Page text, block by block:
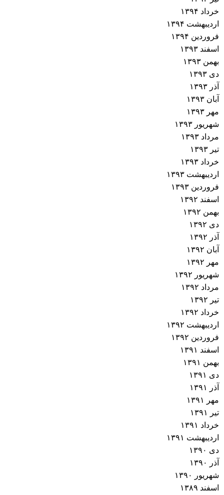
خرداد ۱۳۹۴
اردیبهشت ۱۳۹۴
فروردین ۱۳۹۴
اسفند ۱۳۹۳
بهمن ۱۳۹۳
دی ۱۳۹۳
آذر ۱۳۹۳
آبان ۱۳۹۳
مهر ۱۳۹۳
شهریور ۱۳۹۳
مرداد ۱۳۹۳
تیر ۱۳۹۳
خرداد ۱۳۹۳
اردیبهشت ۱۳۹۳
فروردین ۱۳۹۳
اسفند ۱۳۹۲
بهمن ۱۳۹۲
دی ۱۳۹۲
آذر ۱۳۹۲
آبان ۱۳۹۲
مهر ۱۳۹۲
شهریور ۱۳۹۲
مرداد ۱۳۹۲
تیر ۱۳۹۲
خرداد ۱۳۹۲
اردیبهشت ۱۳۹۲
فروردین ۱۳۹۲
اسفند ۱۳۹۱
بهمن ۱۳۹۱
دی ۱۳۹۱
آذر ۱۳۹۱
مهر ۱۳۹۱
تیر ۱۳۹۱
خرداد ۱۳۹۱
اردیبهشت ۱۳۹۱
دی ۱۳۹۰
آذر ۱۳۹۰
شهریور ۱۳۹۰
اسفند ۱۳۸۹